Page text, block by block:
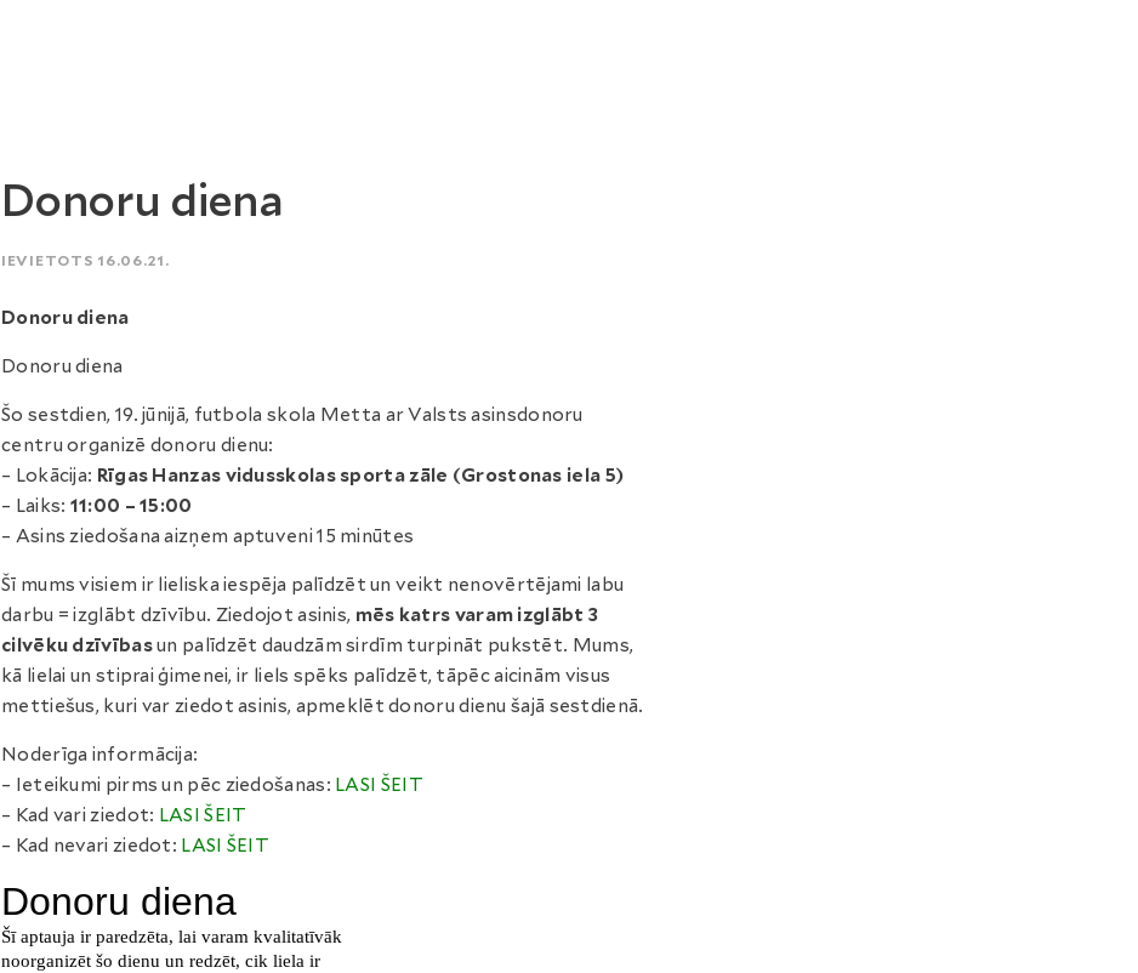
Donoru diena
IEVIETOTS 16.06.21.
Donoru diena
Donoru diena
Šo sestdien, 19. jūnijā, futbola skola Metta ar Valsts asinsdonoru
centru organizē donoru dienu:
– Lokācija: Rīgas Hanzas vidusskolas sporta zāle (Grostonas iela 5)
– Laiks: 11:00 – 15:00
– Asins ziedošana aizņem aptuveni 15 minūtes
Šī mums visiem ir lieliska iespēja palīdzēt un veikt nenovērtējami labu
darbu = izglābt dzīvību. Ziedojot asinis, mēs katrs varam izglābt 3
cilvēku dzīvībasun palīdzēt daudzām sirdīm turpināt pukstēt. Mums,
kā lielai un stiprai ģimenei, ir liels spēks palīdzēt, tāpēc aicinām visus
mettiešus, kuri var ziedot asinis, apmeklēt donoru dienu šajā sestdienā.
Noderīga informācija:
– Ieteikumi pirms un pēc ziedošanas: LASI ŠEIT
– Kad vari ziedot: LASI ŠEIT
– Kad nevari ziedot: LASI ŠEIT